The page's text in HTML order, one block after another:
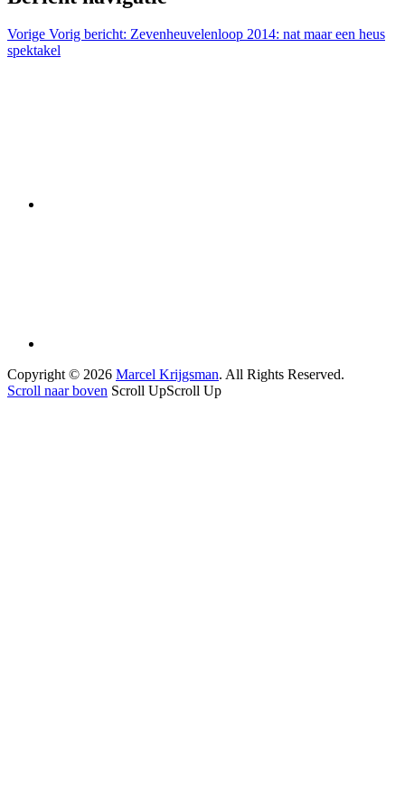
Vorige Vorig bericht: Zevenheuvelenloop 2014: nat maar een heus
spektakel
Copyright © 2026 Marcel Krijgsman. All Rights Reserved.
Scroll naar boven Scroll UpScroll Up